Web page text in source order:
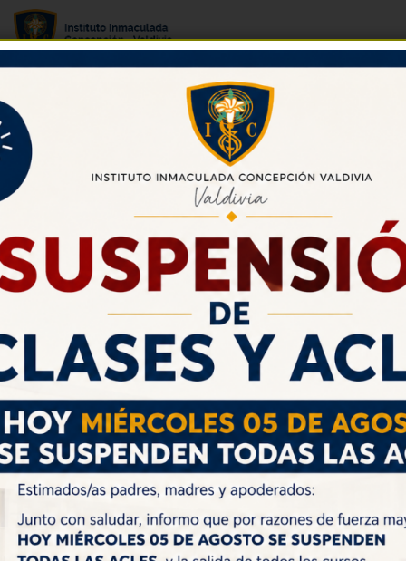
WhatsApp Image 2025-08-29 at
10.22.40 AM (1)
Volver
CALENDARIO DE ACTIVIDADES